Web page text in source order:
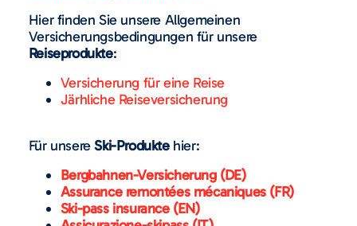
Hier finden Sie unsere Allgemeinen
Versicherungsbedingungen für unsere
Reiseprodukte:
Versicherung für eine Reise
Järhliche Reiseversicherung
Für unsereSki-Produktehier:
Bergbahnen-Versicherung (DE)
Assurance remontées mécaniques (FR)
Ski-pass insurance (EN)